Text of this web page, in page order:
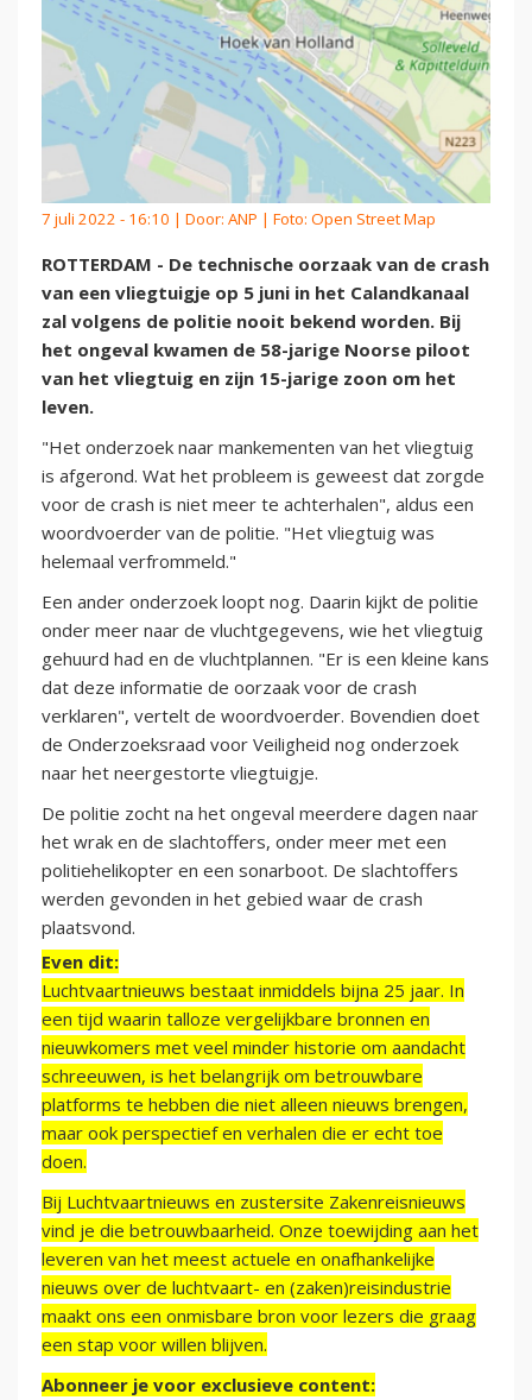
7 juli 2022 - 16:10 | Door: ANP | Foto: Open Street Map
ROTTERDAM - De technische oorzaak van de crash
van een vliegtuigje op 5 juni in het Calandkanaal
zal volgens de politie nooit bekend worden. Bij
het ongeval kwamen de 58-jarige Noorse piloot
van het vliegtuig en zijn 15-jarige zoon om het
leven.
"Het onderzoek naar mankementen van het vliegtuig
is afgerond. Wat het probleem is geweest dat zorgde
voor de crash is niet meer te achterhalen", aldus een
woordvoerder van de politie. "Het vliegtuig was
helemaal verfrommeld."
Een ander onderzoek loopt nog. Daarin kijkt de politie
onder meer naar de vluchtgegevens, wie het vliegtuig
gehuurd had en de vluchtplannen. "Er is een kleine kans
dat deze informatie de oorzaak voor de crash
verklaren", vertelt de woordvoerder. Bovendien doet
de Onderzoeksraad voor Veiligheid nog onderzoek
naar het neergestorte vliegtuigje.
De politie zocht na het ongeval meerdere dagen naar
het wrak en de slachtoffers, onder meer met een
politiehelikopter en een sonarboot. De slachtoffers
werden gevonden in het gebied waar de crash
plaatsvond.
Even dit:
Luchtvaartnieuws bestaat inmiddels bijna 25 jaar. In
een tijd waarin talloze vergelijkbare bronnen en
nieuwkomers met veel minder historie om aandacht
schreeuwen, is het belangrijk om betrouwbare
platforms te hebben die niet alleen nieuws brengen,
maar ook perspectief en verhalen die er echt toe
doen.
Bij Luchtvaartnieuws en zustersite Zakenreisnieuws
vind je die betrouwbaarheid. Onze toewijding aan het
leveren van het meest actuele en onafhankelijke
nieuws over de luchtvaart- en (zaken)reisindustrie
maakt ons een onmisbare bron voor lezers die graag
een stap voor willen blijven.
Abonneer je voor exclusieve content: